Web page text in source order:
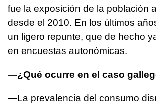
fue la exposición de la población
desde el 2010. En los últimos
un ligero repunte, que de hecho
en encuestas autonómicas.
—¿Qué ocurre en el caso
—La prevalencia del consumo